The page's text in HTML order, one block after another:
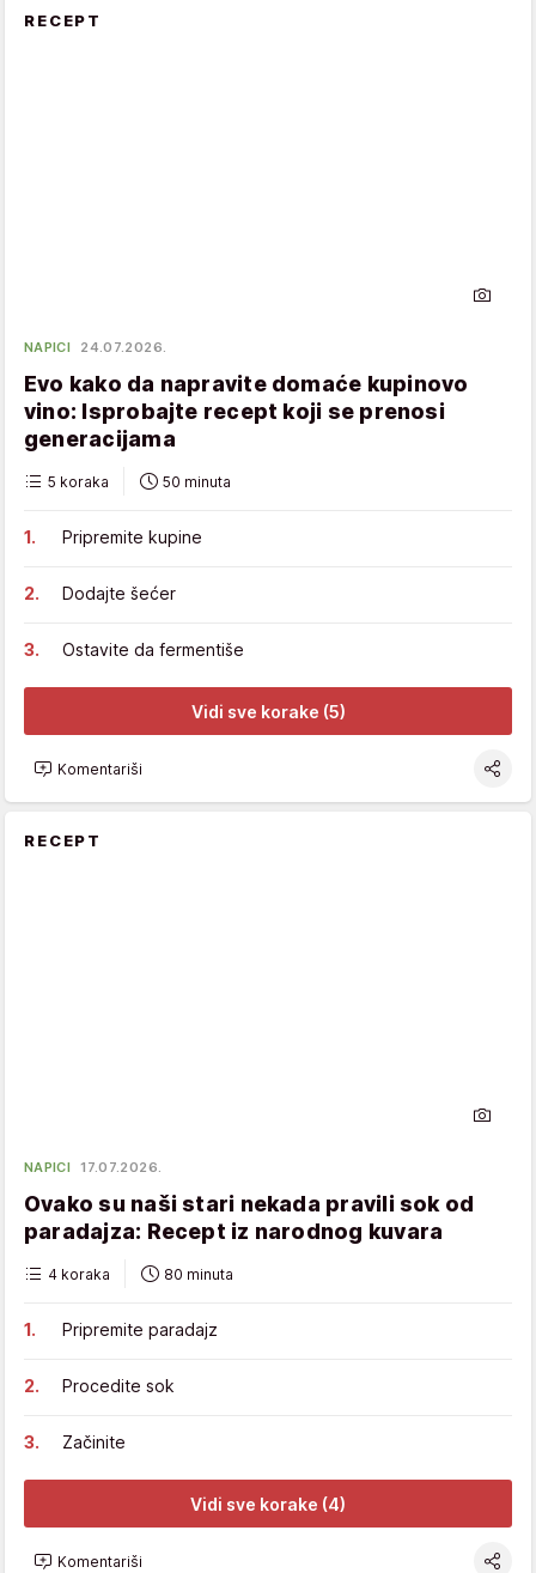
RECEPT
NAPICI 24.07.2026.
Evo kako da napravite domaće kupinovo
vino: Isprobajte recept koji se prenosi
generacijama
5 koraka 50 minuta
Pripremite kupine
Dodajte šećer
Ostavite da fermentiše
Vidi sve korake (5)
Komentariši
RECEPT
NAPICI 17.07.2026.
Ovako su naši stari nekada pravili sok od
paradajza: Recept iz narodnog kuvara
4 koraka 80 minuta
Pripremite paradajz
Procedite sok
Začinite
Vidi sve korake (4)
Komentariši